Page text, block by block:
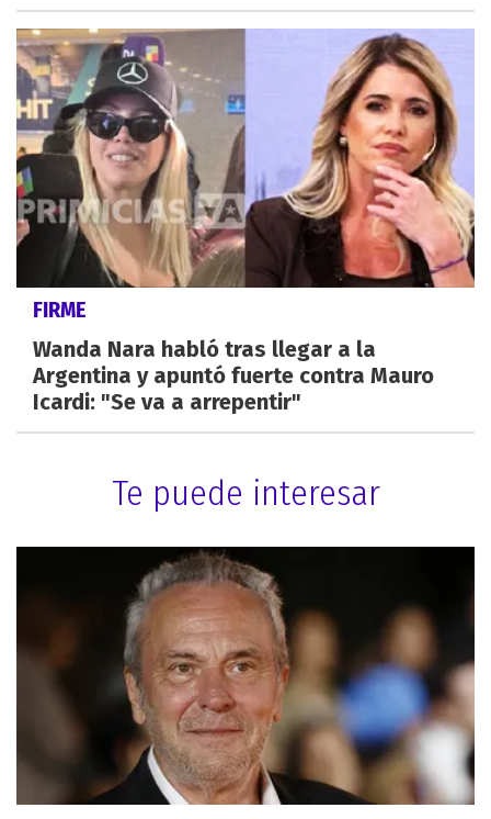
FIRME
Wanda Nara habló tras llegar a la
Argentina y apuntó fuerte contra Mauro
Icardi: "Se va a arrepentir"
Te puede interesar